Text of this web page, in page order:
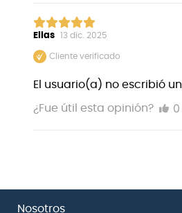
Elias 13 dic. 2025
Cliente verificado
El usuario(a) no escribió
¿Fue útil esta opinión? 0
Nosotros